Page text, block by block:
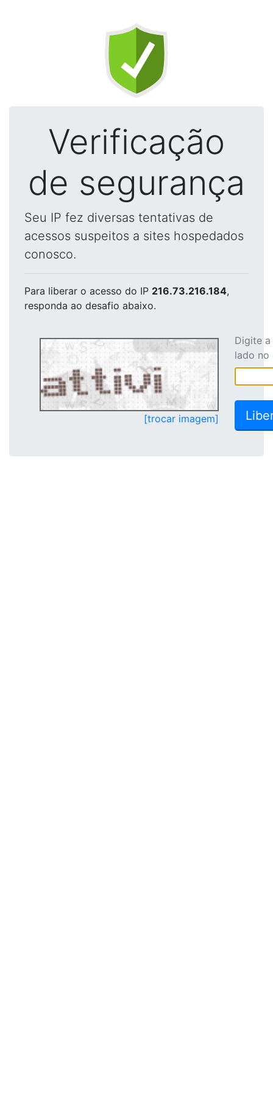
Verificação
de segurança
Seu IP fez diversas tentativas de
acessos suspeitos a sites hospedados
conosco.
Para liberar o acesso do IP 216.73.216.184,
responda ao desafio abaixo.
[trocar imagem]
Digite
lado no